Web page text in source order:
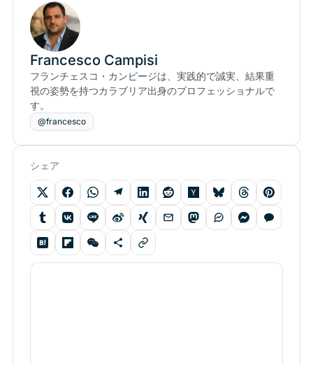
Francesco Campisi
フランチェスコ・カンピージは、実践的で誠実、結果重
視の姿勢を持つカラブリア出身のプロフェッショナルで
す。
@francesco
シェア